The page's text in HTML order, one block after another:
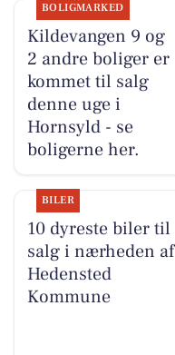
BOLIGMARKED
Kildevangen 9 og
2 andre boliger er
kommet til salg
denne uge i
Hornsyld - se
boligerne her.
BILER
10 dyreste biler til
salg i nærheden af
Hedensted
Kommune